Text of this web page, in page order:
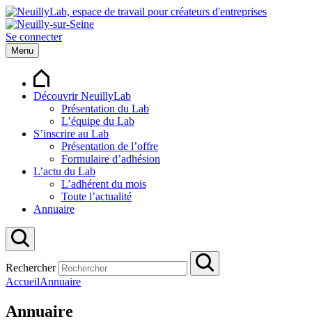
Se connecter
Menu
Découvrir NeuillyLab
Présentation du Lab
L’équipe du Lab
S’inscrire au Lab
Présentation de l’offre
Formulaire d’adhésion
L’actu du Lab
L’adhérent du mois
Toute l’actualité
Annuaire
Rechercher
AccueilAnnuaire
Annuaire